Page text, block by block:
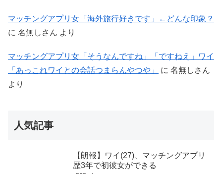
マッチングアプリ女「海外旅行好きです」←どんな印象？
に 名無しさん より
マッチングアプリ女「そうなんですね」「ですねえ」ワイ
「あっこれワイとの会話つまらんやつや」
に 名無しさん
より
人気記事
【朗報】ワイ(27)、マッチングアプリ
歴3年で初彼女ができる